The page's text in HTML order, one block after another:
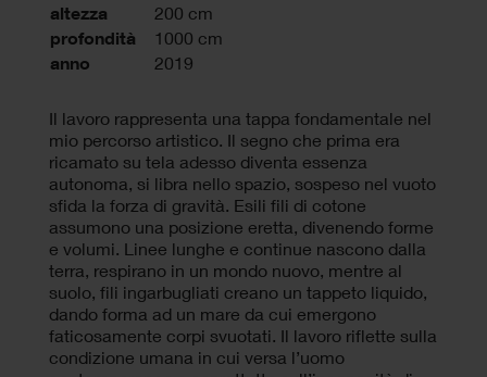
altezza 200 cm
profondità 1000 cm
anno 2019
Il lavoro rappresenta una tappa fondamentale nel
mio percorso artistico. Il segno che prima era
ricamato su tela adesso diventa essenza
autonoma, si libra nello spazio, sospeso nel vuoto
sfida la forza di gravità. Esili fili di cotone
assumono una posizione eretta, divenendo forme
e volumi. Linee lunghe e continue nascono dalla
terra, respirano in un mondo nuovo, mentre al
suolo, fili ingarbugliati creano un tappeto liquido,
dando forma ad un mare da cui emergono
faticosamente corpi svuotati. Il lavoro riflette sulla
condizione umana in cui versa l’uomo